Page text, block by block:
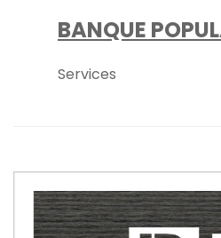
BANQUE
Services